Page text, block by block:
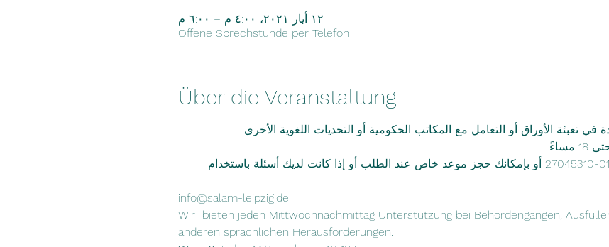
١٢ أيار ٢٠٢١، ٤:٠٠ م – ٦:٠٠ م
Offene Sprechstunde per Telefon
Über die Veranstaltung
تعبئة الأوراق أو التعامل مع المكاتب الحكومية أو التحديات اللغوية الأخرى.
عبر الهاتف - اتصل بالرقم 0176-27045310 أو بإمكانك حجز موعد خاص عند الطلب أو إذا كانت لديك أسئلة باستخدام
info@salam-leipzig.de
Wir  bieten jeden Mittwochnachmittag Unterstützung bei Behördengängen,
anderen sprachlichen Herausforderungen.